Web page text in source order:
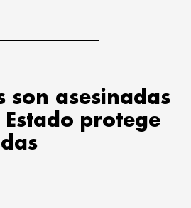
son asesinadas
protege